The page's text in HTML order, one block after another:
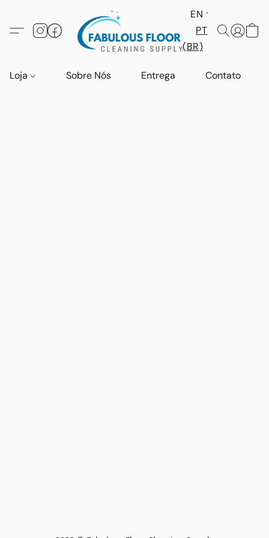
EN
PT
(BR)
Loja Sobre Nós Entrega Contato